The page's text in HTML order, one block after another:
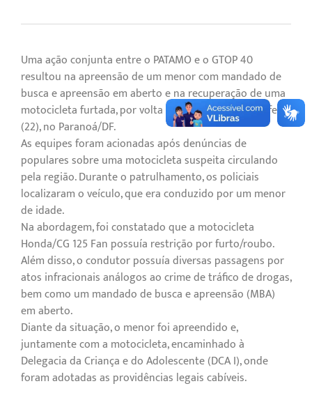
Uma ação conjunta entre o PATAMO e o GTOP 40
resultou na apreensão de um menor com mandado de
busca e apreensão em aberto e na recuperação de uma
motocicleta furtada, por volta das 15h desta quarta-feira
(22), no Paranoá/DF.
As equipes foram acionadas após denúncias de
populares sobre uma motocicleta suspeita circulando
pela região. Durante o patrulhamento, os policiais
localizaram o veículo, que era conduzido por um menor
de idade.
Na abordagem, foi constatado que a motocicleta
Honda/CG 125 Fan possuía restrição por furto/roubo.
Além disso, o condutor possuía diversas passagens por
atos infracionais análogos ao crime de tráfico de drogas,
bem como um mandado de busca e apreensão (MBA)
em aberto.
Diante da situação, o menor foi apreendido e,
juntamente com a motocicleta, encaminhado à
Delegacia da Criança e do Adolescente (DCA I), onde
foram adotadas as providências legais cabíveis.